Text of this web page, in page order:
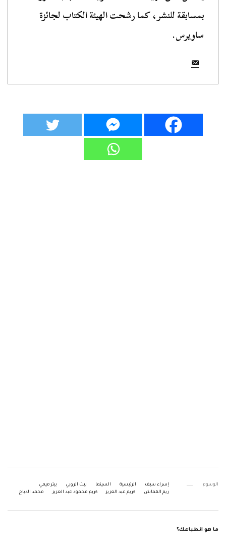
بمسابقة للنشر، كما رشحت الهيئة الكتاب لجائزة
ساويرس.
الوسوم إسراء سيف الرئيسية السينما بيت الروبي
بيتر ميمي
ريم القماش
كريم عبد العزيز كريم محمود عبد العزيز محمد الدباح
ما هو انطباعك؟